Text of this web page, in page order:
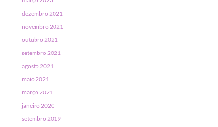
dezembro 2021
novembro 2021
outubro 2021
setembro 2021
agosto 2021
maio 2021
março 2021
janeiro 2020
setembro 2019